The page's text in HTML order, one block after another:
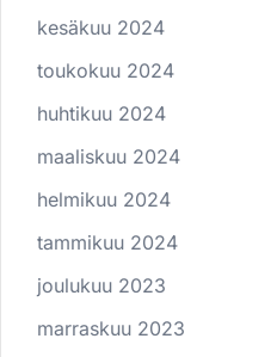
kesäkuu 2024
toukokuu 2024
huhtikuu 2024
maaliskuu 2024
helmikuu 2024
tammikuu 2024
joulukuu 2023
marraskuu 2023